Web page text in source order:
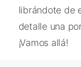
librándote de
detalle una
¡Vamos allá!